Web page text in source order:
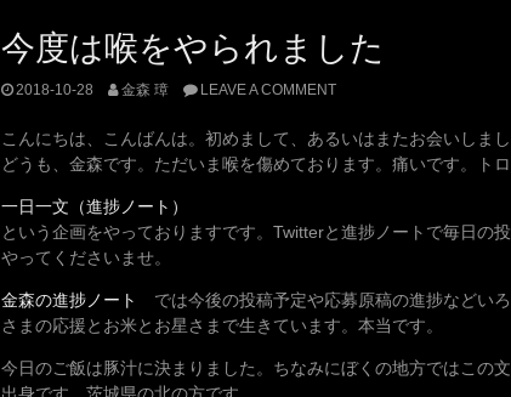
今度は喉をやられました
2018-10-28 金森 璋 LEAVE A COMMENT
こんにちは、こんばんは。初めまして、あるいはまたお会いしまし
どうも、金森です。ただいま喉を傷めております。痛いです。トロ
一日一文（進捗ノート）
という企画をやっておりますです。Twitterと進捗ノートで毎日の
やってくださいませ。
金森の進捗ノート
では今後の投稿予定や応募原稿の進捗などい
さまの応援とお米とお星さまで生きています。本当です。
今日のご飯は豚汁に決まりました。ちなみにぼくの地方ではこの